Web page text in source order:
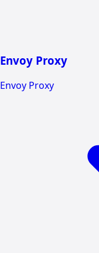
Envoy Proxy
Envoy Proxy